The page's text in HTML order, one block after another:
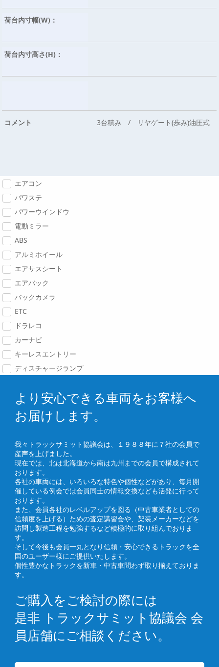
荷台内寸幅(W)：
荷台内寸高さ(H)：
コメント 3台積み / リヤゲート(歩み)油圧式
エアコン
パワステ
パワーウインドウ
電動ミラー
ABS
アルミホイール
エアサスシート
エアバック
バックカメラ
ETC
ドラレコ
カーナビ
キーレスエントリー
ディスチャージランプ
より安心できる車両をお客様へ
お届けします。
我々トラックサミット協議会は、１９８８年に７社の会員で
産声を上げました。
現在では、北は北海道から南は九州までの会員で構成されて
おります。
各社の車両には、いろいろな特色や個性などがあり、毎月開
催している例会では会員同士の情報交換なども活発に行って
おります。
また、会員各社のレベルアップを図る（中古車業者としての
信頼度を上げる）ための査定講習会や、架装メーカーなどを
訪問し製造工程を勉強するなど積極的に取り組んでおりま
す。
そして今後も会員一丸となり信頼・安心できるトラックを全
国のユーザー様にご提供いたします。
個性豊かなトラックを新車・中古車問わず取り揃えておりま
す。
ご購入をご検討の際には
是非 トラックサミット協議会 会
員店舗にご相談ください。